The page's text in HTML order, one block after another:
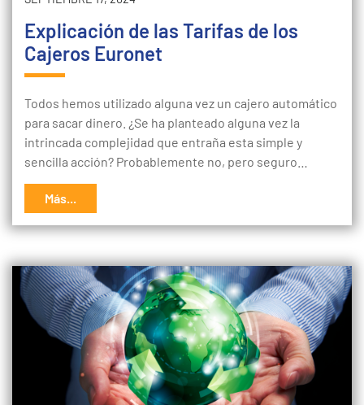
Explicación de las Tarifas de los
Cajeros Euronet
Todos hemos utilizado alguna vez un cajero automático
para sacar dinero. ¿Se ha planteado alguna vez la
intrincada complejidad que entraña esta simple y
sencilla acción? Probablemente no, pero seguro…
Más...